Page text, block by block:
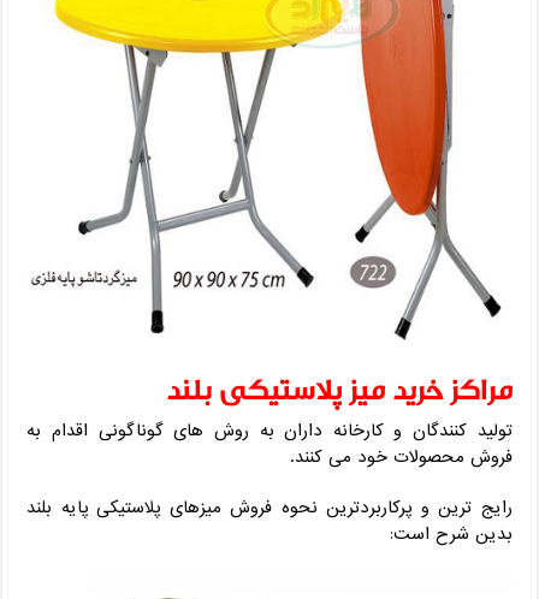
مراکز خرید میز پلاستیکی بلند
تولید کنندگان و کارخانه داران به روش های گوناگونی اقدام به
فروش محصولات خود می کنند.
رایج ترین و پرکاربردترین نحوه فروش میزهای پلاستیکی پایه بلند
بدین شرح است: